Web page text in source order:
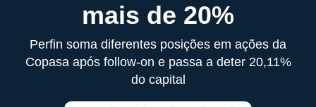
mais de 20%
Perfin soma diferentes posições em ações da
Copasa após follow-on e passa a deter 20,11%
do capital